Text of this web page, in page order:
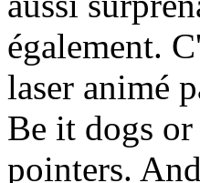
également.
laser animé
Be it dogs
pointers.